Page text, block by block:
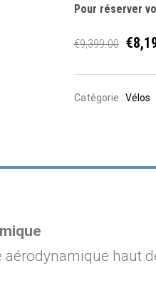
Pour réserver
€9,399.00 €
Catégorie : Vélos
aérodynamique haut